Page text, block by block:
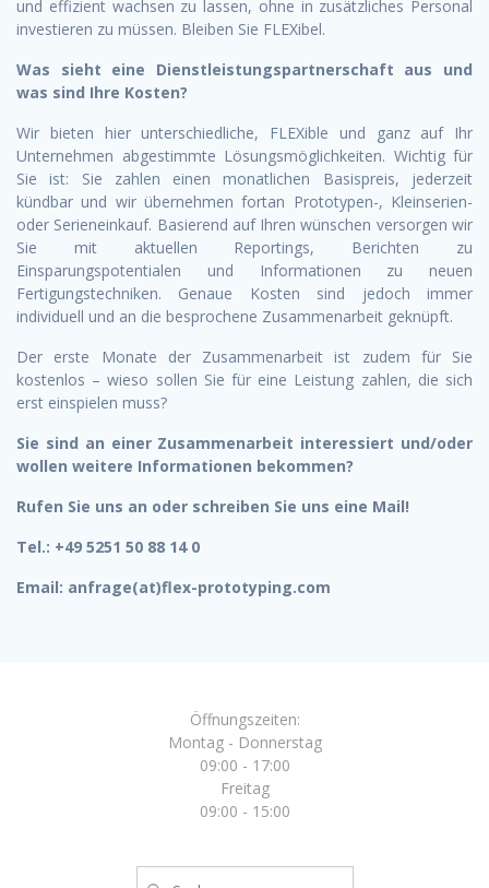
und effizient wachsen zu lassen, ohne in zusätzliches Personal
investieren zu müssen. Bleiben Sie FLEXibel.
Was sieht eine Dienstleistungspartnerschaft aus und
was sind Ihre Kosten?
Wir bieten hier unterschiedliche, FLEXible und ganz auf Ihr
Unternehmen abgestimmte Lösungsmöglichkeiten. Wichtig für
Sie ist: Sie zahlen einen monatlichen Basispreis, jederzeit
kündbar und wir übernehmen fortan Prototypen-, Kleinserien-
oder Serieneinkauf. Basierend auf Ihren wünschen versorgen wir
Sie mit aktuellen Reportings, Berichten zu
Einsparungspotentialen und Informationen zu neuen
Fertigungstechniken. Genaue Kosten sind jedoch immer
individuell und an die besprochene Zusammenarbeit geknüpft.
Der erste Monate der Zusammenarbeit ist zudem für Sie
kostenlos – wieso sollen Sie für eine Leistung zahlen, die sich
erst einspielen muss?
Sie sind an einer Zusammenarbeit interessiert und/oder
wollen weitere Informationen bekommen?
Rufen Sie uns an oder schreiben Sie uns eine Mail!
Tel.: +49 5251 50 88 14 0
Email: anfrage(at)flex-prototyping.com
Öffnungszeiten:
Montag - Donnerstag
09:00 - 17:00
Freitag
09:00 - 15:00